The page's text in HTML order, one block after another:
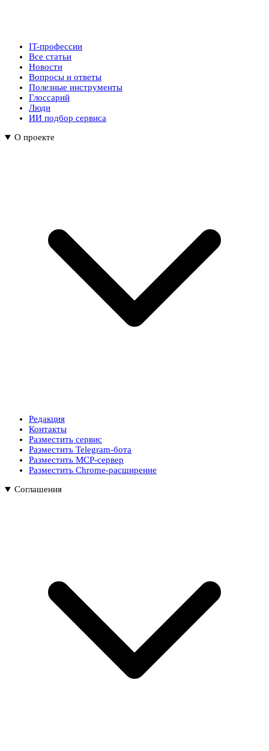
IT-профессии
Все статьи
Новости
Вопросы и ответы
Полезные инструменты
Глоссарий
Люди
ИИ подбор сервиса
О проекте
Редакция
Контакты
Разместить сервис
Разместить Telegram-бота
Разместить MCP-сервер
Разместить Chrome-расширение
Соглашения